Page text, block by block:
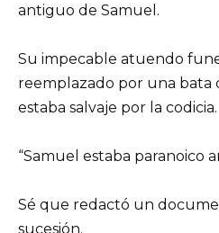
antiguo de Samuel.
Su impecable atuendo
reemplazado por una bata
estaba salvaje por la codicia.
“Samuel estaba paranoico
Sé que redactó un
sucesión.